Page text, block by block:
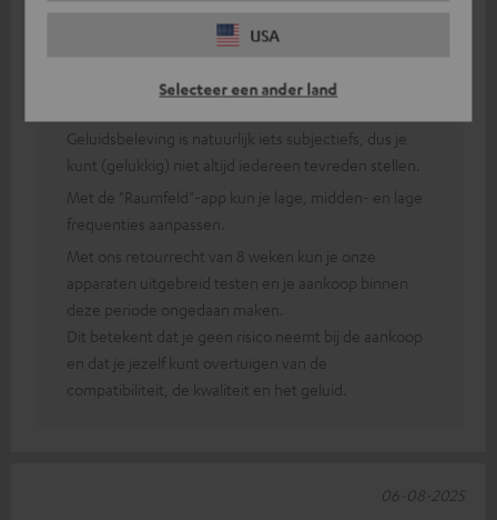
USA
Selecteer een ander land
Geluidsbeleving is natuurlijk iets subjectiefs, dus je
kunt (gelukkig) niet altijd iedereen tevreden stellen.
Met de "Raumfeld"-app kun je lage, midden- en lage
frequenties aanpassen.
Met ons retourrecht van 8 weken kun je onze
apparaten uitgebreid testen en je aankoop binnen
deze periode ongedaan maken.
Dit betekent dat je geen risico neemt bij de aankoop
en dat je jezelf kunt overtuigen van de
compatibiliteit, de kwaliteit en het geluid.
06-08-2025